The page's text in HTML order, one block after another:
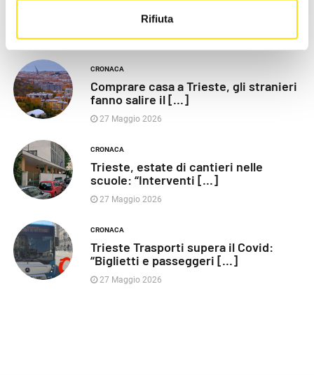
Rifiuta
Poliziotti sempre più sotto
pressione: “Così rischiamo [...]
27 Maggio 2026
CRONACA
Comprare casa a Trieste, gli stranieri
fanno salire il [...]
27 Maggio 2026
CRONACA
Trieste, estate di cantieri nelle
scuole: “Interventi [...]
27 Maggio 2026
CRONACA
Trieste Trasporti supera il Covid:
“Biglietti e passeggeri [...]
27 Maggio 2026